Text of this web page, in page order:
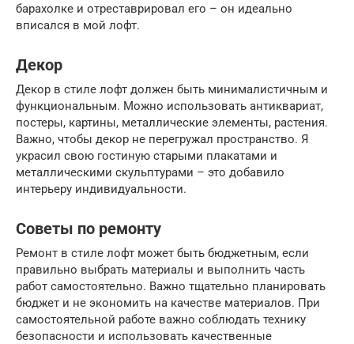
барахолке и отреставрировал его – он идеально
вписался в мой лофт.
Декор
Декор в стиле лофт должен быть минималистичным и
функциональным. Можно использовать антиквариат,
постеры, картины, металлические элементы, растения.
Важно, чтобы декор не перегружал пространство. Я
украсил свою гостиную старыми плакатами и
металлическими скульптурами – это добавило
интерьеру индивидуальности.
Советы по ремонту
Ремонт в стиле лофт может быть бюджетным, если
правильно выбрать материалы и выполнить часть
работ самостоятельно. Важно тщательно планировать
бюджет и не экономить на качестве материалов. При
самостоятельной работе важно соблюдать технику
безопасности и использовать качественные